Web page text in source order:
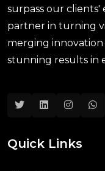
surpass our clients'
partner in turning
merging
stunning results in
Quick Links